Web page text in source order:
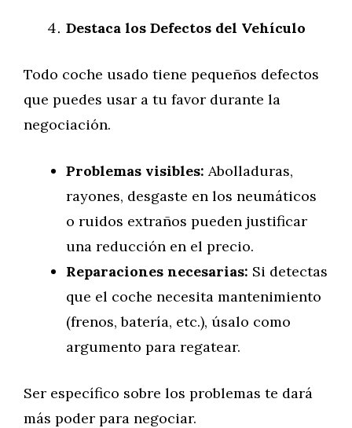
Destaca los Defectos del Vehículo
Todo coche usado tiene pequeños defectos
que puedes usar a tu favor durante la
negociación.
Problemas visibles: Abolladuras,
rayones, desgaste en los neumáticos
o ruidos extraños pueden justificar
una reducción en el precio.
Reparaciones necesarias: Si detectas
que el coche necesita mantenimiento
(frenos, batería, etc.), úsalo como
argumento para regatear.
Ser específico sobre los problemas te dará
más poder para negociar.